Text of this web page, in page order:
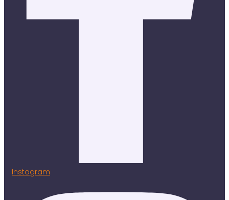
Instagram